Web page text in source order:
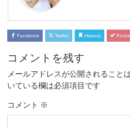
Facebook Twitter Hatena
コメントを残す
メールアドレスが公開されること
いている欄は必須項目です
コメント ※